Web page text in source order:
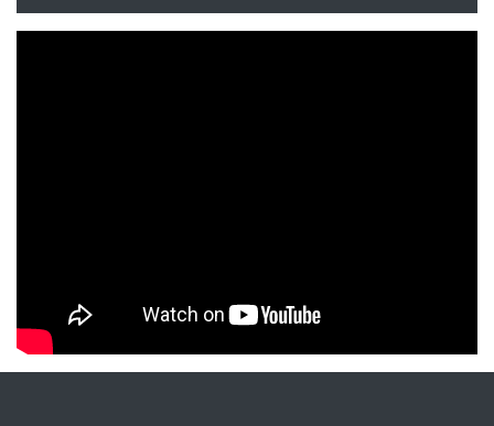
NYXmag 2. Yaş Kutlama Etkinliği